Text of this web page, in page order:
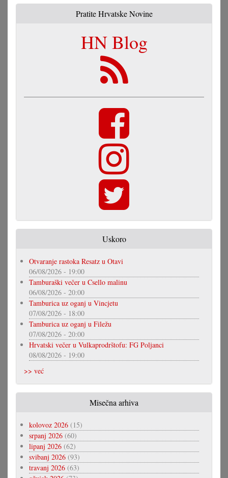
Pratite Hrvatske Novine
HN Blog
Uskoro
Otvaranje rastoka Resatz u Otavi
06/08/2026 - 19:00
Tamburaški večer u Csello malinu
06/08/2026 - 20:00
Tamburica uz oganj u Vincjetu
07/08/2026 - 18:00
Tamburica uz oganj u Filežu
07/08/2026 - 20:00
Hrvatski večer u Vulkaprodrštofu: FG Poljanci
08/08/2026 - 19:00
>> već
Misečna arhiva
kolovoz 2026 (15)
srpanj 2026 (60)
lipanj 2026 (62)
svibanj 2026 (93)
travanj 2026 (63)